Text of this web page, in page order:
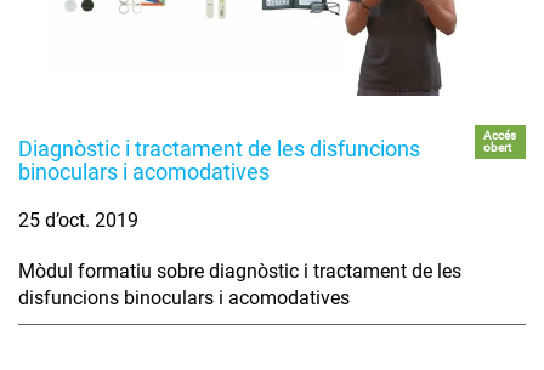
Diagnòstic i tractament de les disfuncions
binoculars i acomodatives
Accés
obert
25 d’oct. 2019
Mòdul formatiu sobre diagnòstic i tractament de les
disfuncions binoculars i acomodatives